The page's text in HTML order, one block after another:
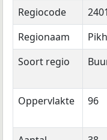
Regiocode
Regionaam
Soort regio
Oppervlakte 96